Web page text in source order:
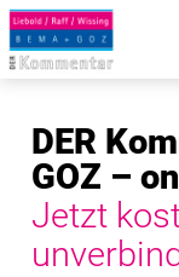
DER
GOZ –
Jetzt